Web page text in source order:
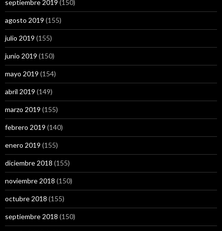
septiembre 2019 (150)
agosto 2019 (155)
julio 2019 (155)
junio 2019 (150)
mayo 2019 (154)
abril 2019 (149)
marzo 2019 (155)
febrero 2019 (140)
enero 2019 (155)
diciembre 2018 (155)
noviembre 2018 (150)
octubre 2018 (155)
septiembre 2018 (150)